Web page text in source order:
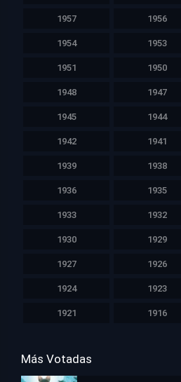
1957 1956
1954 1953
1951 1950
1948 1947
1945 1944
1942 1941
1939 1938
1936 1935
1933 1932
1930 1929
1927 1926
1924 1923
1921 1916
Más Votadas